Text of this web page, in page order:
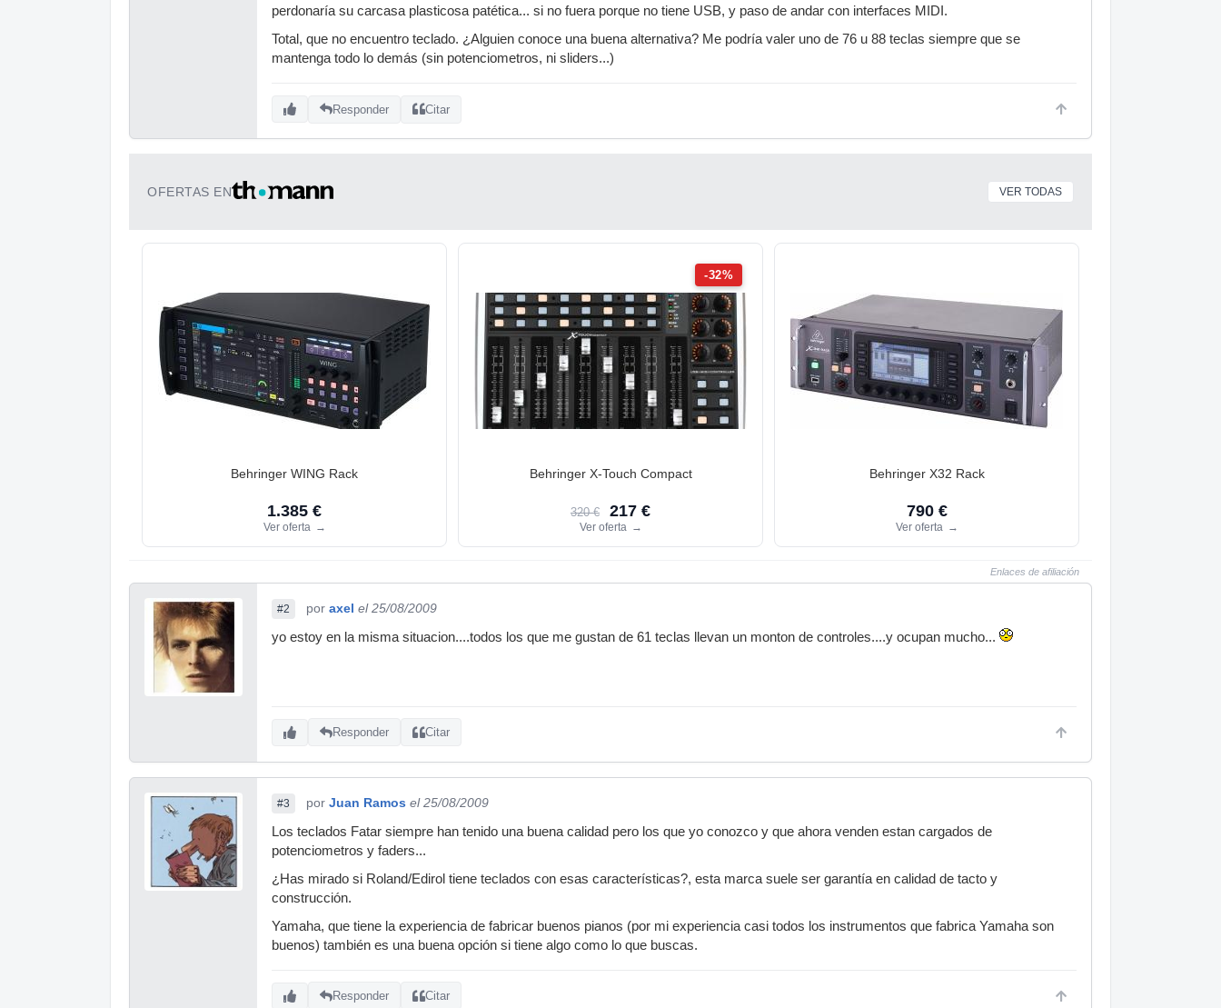
perdonaría su carcasa plasticosa patética... si no fuera porque no tiene USB, y paso de andar con interfaces MIDI.
Total, que no encuentro teclado. ¿Alguien conoce una buena alternativa? Me podría valer uno de 76 u 88 teclas siempre que se
mantenga todo lo demás (sin potenciometros, ni sliders...)
Responder Citar
OFERTAS EN VER TODAS
Behringer WING Rack
1.385 €
Ver oferta →
-32%
Behringer X-Touch Compact
320 € 217 €
Ver oferta →
Behringer X32 Rack
790 €
Ver oferta →
Enlaces de afiliación
#2 por axel el 25/08/2009
yo estoy en la misma situacion....todos los que me gustan de 61 teclas llevan un monton de controles....y ocupan mucho...
Responder Citar
#3 por Juan Ramos el 25/08/2009
Los teclados Fatar siempre han tenido una buena calidad pero los que yo conozco y que ahora venden estan cargados de
potenciometros y faders...
¿Has mirado si Roland/Edirol tiene teclados con esas características?, esta marca suele ser garantía en calidad de tacto y
construcción.
Yamaha, que tiene la experiencia de fabricar buenos pianos (por mi experiencia casi todos los instrumentos que fabrica Yamaha son
buenos) también es una buena opción si tiene algo como lo que buscas.
Responder Citar